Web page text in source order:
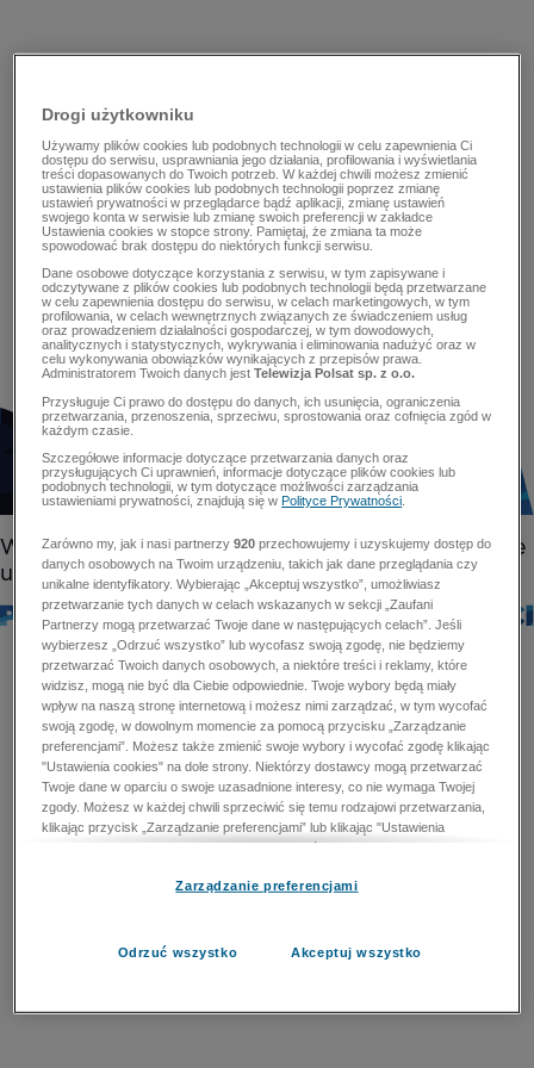
Drogi użytkowniku
Używamy plików cookies lub podobnych technologii w celu zapewnienia Ci
dostępu do serwisu, usprawniania jego działania, profilowania i wyświetlania
treści dopasowanych do Twoich potrzeb. W każdej chwili możesz zmienić
ustawienia plików cookies lub podobnych technologii poprzez zmianę
ustawień prywatności w przeglądarce bądź aplikacji, zmianę ustawień
swojego konta w serwisie lub zmianę swoich preferencji w zakładce
Ustawienia cookies w stopce strony. Pamiętaj, że zmiana ta może
spowodować brak dostępu do niektórych funkcji serwisu.
Dane osobowe dotyczące korzystania z serwisu, w tym zapisywane i
odczytywane z plików cookies lub podobnych technologii będą przetwarzane
w celu zapewnienia dostępu do serwisu, w celach marketingowych, w tym
profilowania, w celach wewnętrznych związanych ze świadczeniem usług
oraz prowadzeniem działalności gospodarczej, w tym dowodowych,
analitycznych i statystycznych, wykrywania i eliminowania nadużyć oraz w
celu wykonywania obowiązków wynikających z przepisów prawa.
Administratorem Twoich danych jestTelewizja Polsat sp. z o.o.
Przysługuje Ci prawo do dostępu do danych, ich usunięcia, ograniczenia
przetwarzania, przenoszenia, sprzeciwu, sprostowania oraz cofnięcia zgód w
każdym czasie.
Szczegółowe informacje dotyczące przetwarzania danych oraz
przysługujących Ci uprawnień, informacje dotyczące plików cookies lub
podobnych technologii, w tym dotyczące możliwości zarządzania
ustawieniami prywatności, znajdują się wPolityce Prywatności
Zarówno my, jak i nasi partnerzy920 przechowujemy i uzyskujemy dostęp do
danych osobowych na Twoim urządzeniu, takich jak dane przeglądania czy
unikalne identyfikatory. Wybierając „Akceptuj wszystko”, umożliwiasz
przetwarzanie tych danych w celach wskazanych w sekcji „Zaufani
Partnerzy mogą przetwarzać Twoje dane w następujących celach”. Jeśli
wybierzesz „Odrzuć wszystko” lub wycofasz swoją zgodę, nie będziemy
przetwarzać Twoich danych osobowych, a niektóre treści i reklamy, które
widzisz, mogą nie być dla Ciebie odpowiednie. Twoje wybory będą miały
wpływ na naszą stronę internetową i możesz nimi zarządzać, w tym wycofać
swoją zgodę, w dowolnym momencie za pomocą przycisku „Zarządzanie
preferencjami”. Możesz także zmienić swoje wybory i wycofać zgodę klikając
"Ustawienia cookies" na dole strony. Niektórzy dostawcy mogą przetwarzać
Twoje dane w oparciu o swoje uzasadnione interesy, co nie wymaga Twojej
zgody. Możesz w każdej chwili sprzeciwić się temu rodzajowi przetwarzania,
klikając przycisk „Zarządzanie preferencjami” lub klikając "Ustawienia
cookies" na dole strony. Nie możesz sprzeciwić się przetwarzaniu przez
zapobiegania oszustwom i naprawiania błędów, a w tym celu mogą zostać
przetwarzaniu danych osobowych w celu dostarczania i prezentacji reklam i
Zarządzanie preferencjami
Odrzuć wszystko Akceptuj wszystko